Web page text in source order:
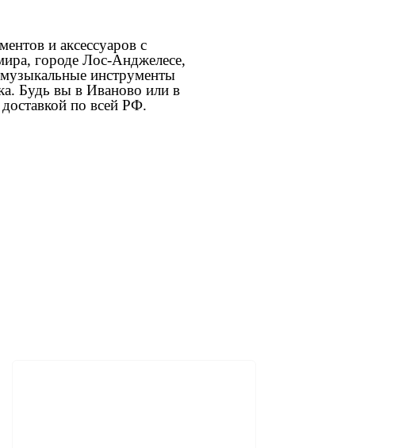
и аксессуаров с
городе Лос-Анджелесе,
инструменты
Будь вы в Иваново или в
по всей РФ.